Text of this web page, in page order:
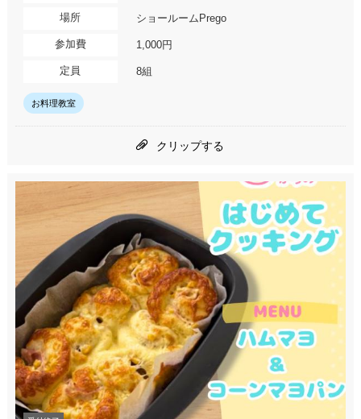
場所 ショールームPrego
参加費 1,000円
定員 8組
お料理教室
クリップする